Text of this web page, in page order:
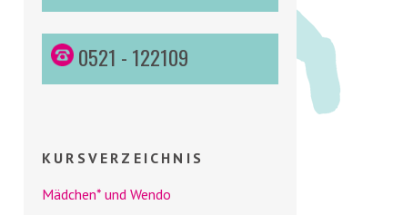
0521 - 122109
KURSVERZEICHNIS
Mädchen* und Wendo